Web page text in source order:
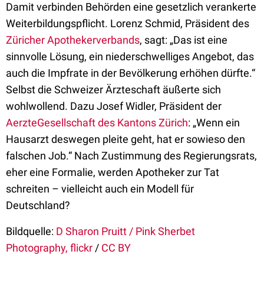
Damit verbinden Behörden eine gesetzlich verankerte
Weiterbildungspflicht. Lorenz Schmid, Präsident des
Züricher Apothekerverbands, sagt: „Das ist eine
sinnvolle Lösung, ein niederschwelliges Angebot, das
auch die Impfrate in der Bevölkerung erhöhen dürfte.“
Selbst die Schweizer Ärzteschaft äußerte sich
wohlwollend. Dazu Josef Widler, Präsident der
AerzteGesellschaft des Kantons Zürich: „Wenn ein
Hausarzt deswegen pleite geht, hat er sowieso den
falschen Job.“ Nach Zustimmung des Regierungsrats,
eher eine Formalie, werden Apotheker zur Tat
schreiten – vielleicht auch ein Modell für
Deutschland?
Bildquelle: D Sharon Pruitt / Pink Sherbet
Photography, flickr / CC BY